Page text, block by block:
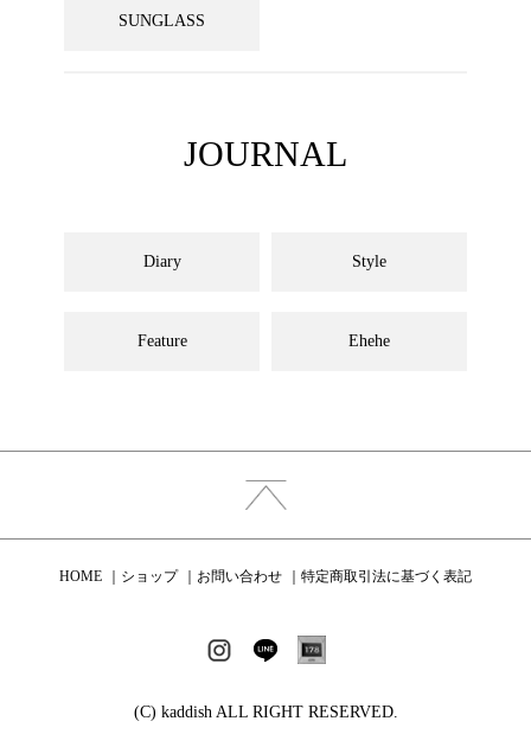
SUNGLASS
JOURNAL
Diary Style
Feature Ehehe
HOME ショップ お問い合わせ 特定商取引法に基づく表記
(C) kaddish ALL RIGHT RESERVED.